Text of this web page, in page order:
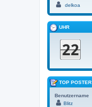
delkoa
UHR
TOP POSTER
Benutzername
Blitz